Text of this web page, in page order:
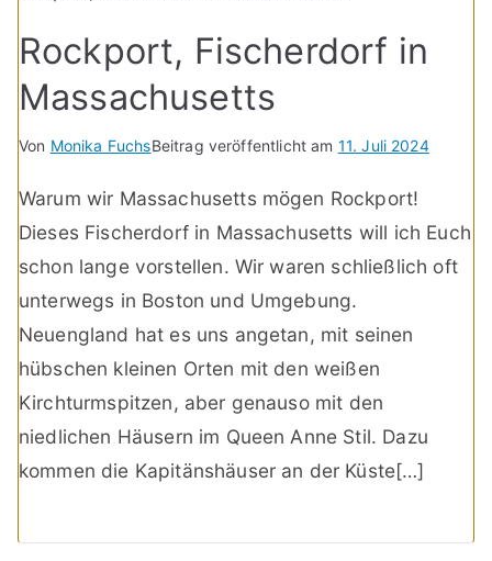
Rockport, Fischerdorf in
Massachusetts
Von Monika FuchsBeitrag veröffentlicht am 11. Juli 2024
Warum wir Massachusetts mögen Rockport!
Dieses Fischerdorf in Massachusetts will ich Euch
schon lange vorstellen. Wir waren schließlich oft
unterwegs in Boston und Umgebung.
Neuengland hat es uns angetan, mit seinen
hübschen kleinen Orten mit den weißen
Kirchturmspitzen, aber genauso mit den
niedlichen Häusern im Queen Anne Stil. Dazu
kommen die Kapitänshäuser an der Küste[…]